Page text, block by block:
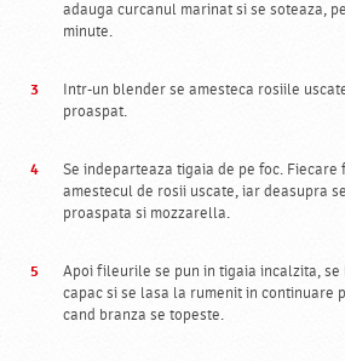
adauga curcanul marinat si se soteaza,
minute.
Intr-un blender se amesteca rosiile
proaspat.
Se indeparteaza tigaia de pe foc.
amestecul de rosii uscate, iar deasupra
proaspata si mozzarella.
Apoi fileurile se pun in tigaia incalzita, se
capac si se lasa la rumenit in continuare
cand branza se topeste.